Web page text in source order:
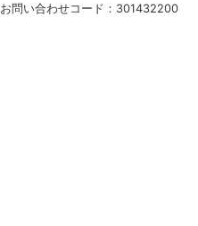
お問い合わせコード： 301432200